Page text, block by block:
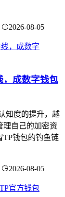
2026-08-05
，成数字钱包
知度的提升，越
理自己的加密资
TP钱包的钓鱼链
2026-08-05